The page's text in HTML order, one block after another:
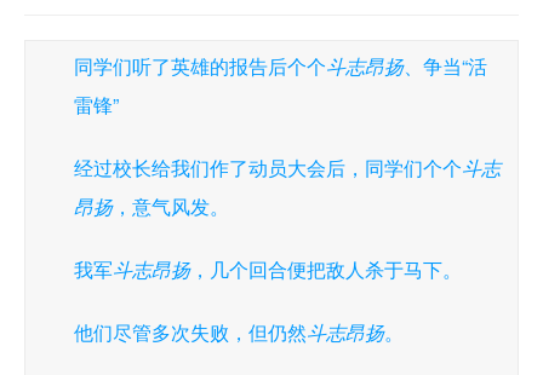
同学们听了英雄的报告后个个斗志昂扬、争当“活
雷锋”
经过校长给我们作了动员大会后，同学们个个斗志
昂扬，意气风发。
我军斗志昂扬，几个回合便把敌人杀于马下。
他们尽管多次失败，但仍然斗志昂扬。